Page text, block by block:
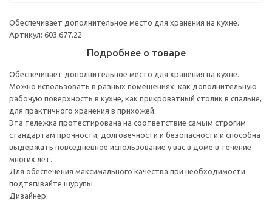
Обеспечивает дополнительное место для хранения на кухне.
Артикул: 603.677.22
Подробнее о товаре
Обеспечивает дополнительное место для хранения на кухне.
Можно использовать в разных помещениях: как дополнительную
рабочую поверхность в кухне, как прикроватный столик в спальне,
для практичного хранения в прихожей.
Эта тележка протестирована на соответствие самым строгим
стандартам прочности, долговечности и безопасности и способна
выдержать повседневное использование у вас в доме в течение
многих лет.
Для обеспечения максимального качества при необходимости
подтягивайте шурупы.
Дизайнер: